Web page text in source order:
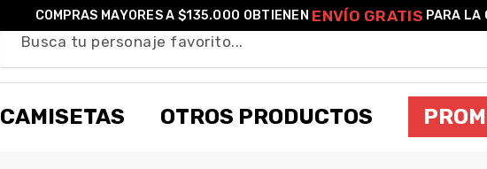
COMPRAS MAYORES A $135.000 OBTIENEN ENVÍO GRATIS PARA LA
CAMISETAS OTROS PRODUCTOS